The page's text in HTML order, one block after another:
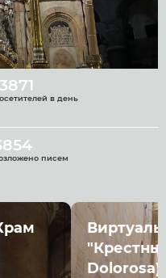
в день
писем
Dolorosa)"